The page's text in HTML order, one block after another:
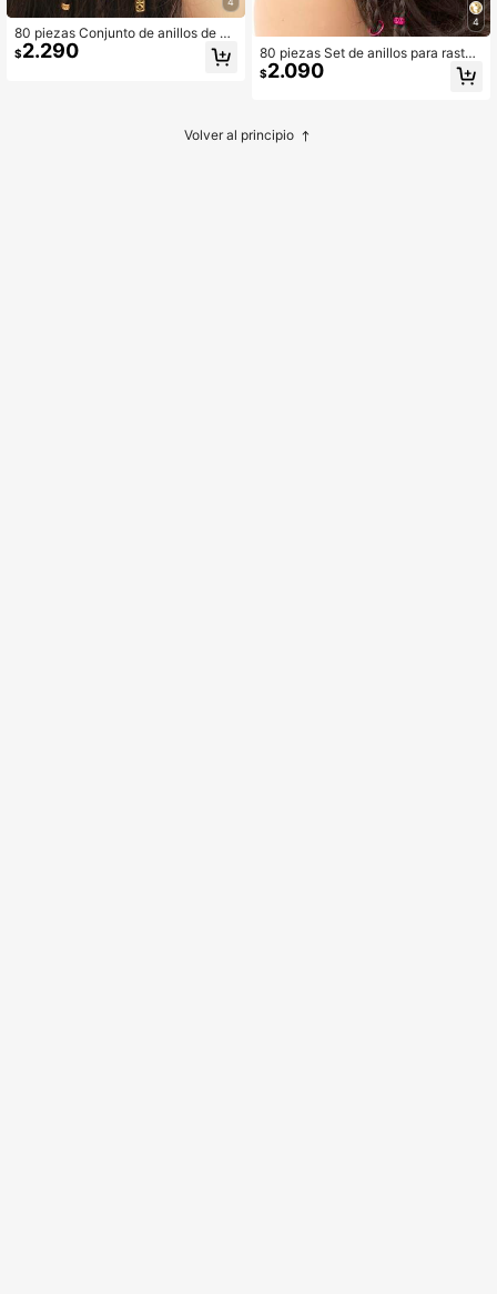
80 piezas Conjunto de anillos de pe
lo color dorado para rastas, diseño
de trenzado, accesorios de tocado
$2.290
4
80 piezas Set de anillos para rastas
de color fucsia, accesorios de pelo
ajustables con diseño de trenzas pa
$2.090
Volver al principio